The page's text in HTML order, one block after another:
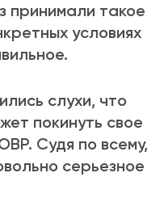
принимали такое
условиях
слухи, что
покинуть свое
Судя по всему,
серьезное